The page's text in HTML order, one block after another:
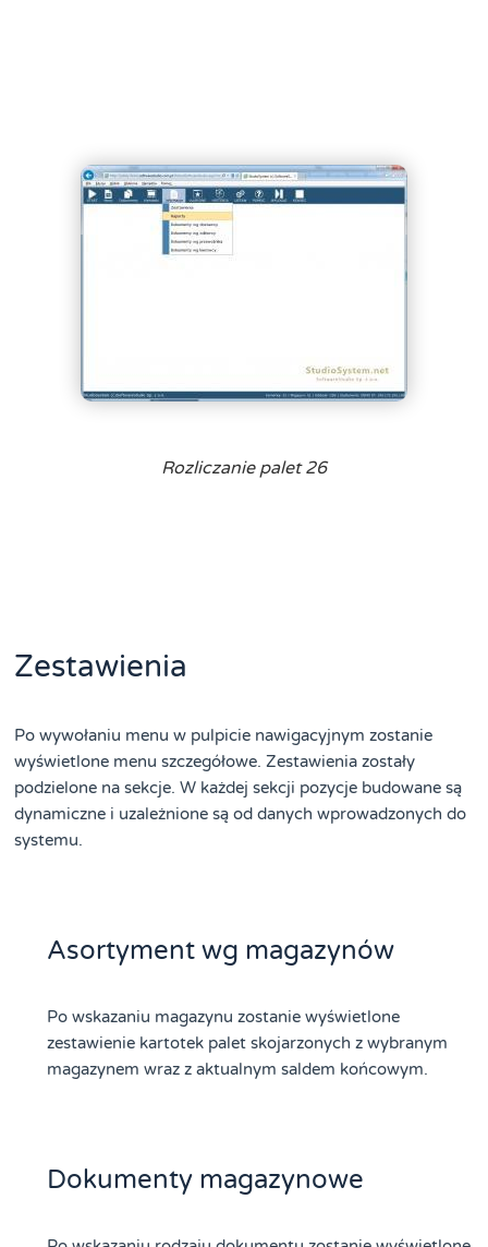
Rozliczanie palet 26
Zestawienia
Po wywołaniu menu w pulpicie nawigacyjnym zostanie
wyświetlone menu szczegółowe. Zestawienia zostały
podzielone na sekcje. W każdej sekcji pozycje budowane są
dynamiczne i uzależnione są od danych wprowadzonych do
systemu.
Asortyment wg magazynów
Po wskazaniu magazynu zostanie wyświetlone
zestawienie kartotek palet skojarzonych z wybranym
magazynem wraz z aktualnym saldem końcowym.
Dokumenty magazynowe